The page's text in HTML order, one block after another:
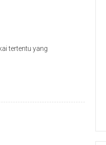
tertentu yang